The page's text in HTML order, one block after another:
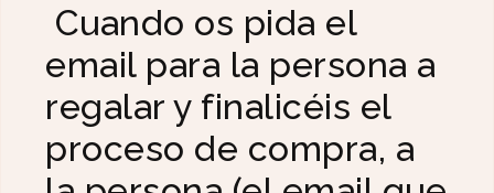
Cuando os pida el
email para la persona a
regalar y finalicéis el
proceso de compra, a